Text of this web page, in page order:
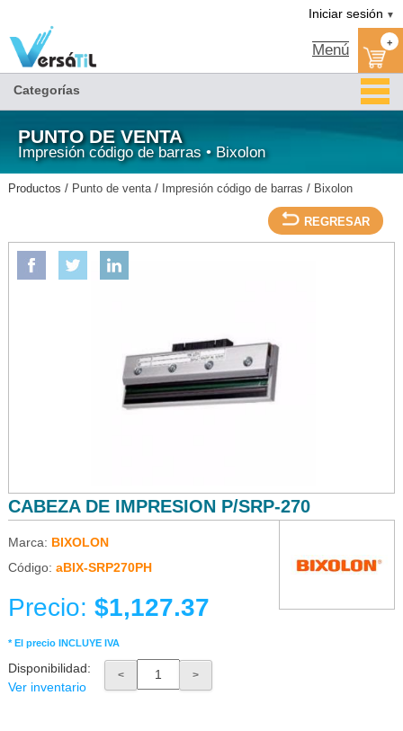
CABEZA DE IMPRESION P/SRP-270-BIXOLON/Bixolon/Impresión código de
Iniciar sesión ▼
Menú +
Categorías
PUNTO DE VENTA
Impresión código de barras • Bixolon
Productos / Punto de venta/ Impresión código de barras / Bixolon
REGRESAR
CABEZA DE IMPRESION P/SRP-270-BIXOLON
CABEZA DE IMPRESION P/SRP-270
Marca: BIXOLON
Código: aBIX-SRP270PH
Precio: $1,127.37
* El precio INCLUYE IVA
Disponibilidad:
Ver inventario
< >
BIXOLON